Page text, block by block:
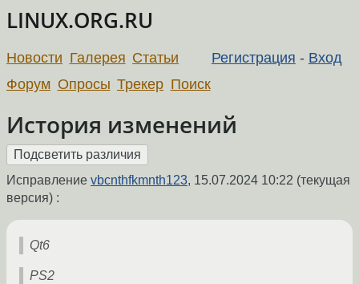
LINUX.ORG.RU
Регистрация - Вход
Новости Галерея Статьи
Форум Опросы Трекер Поиск
История изменений
Исправление vbcnthfkmnth123, 15.07.2024 10:22 (текущая
версия) :
Qt6
PS2